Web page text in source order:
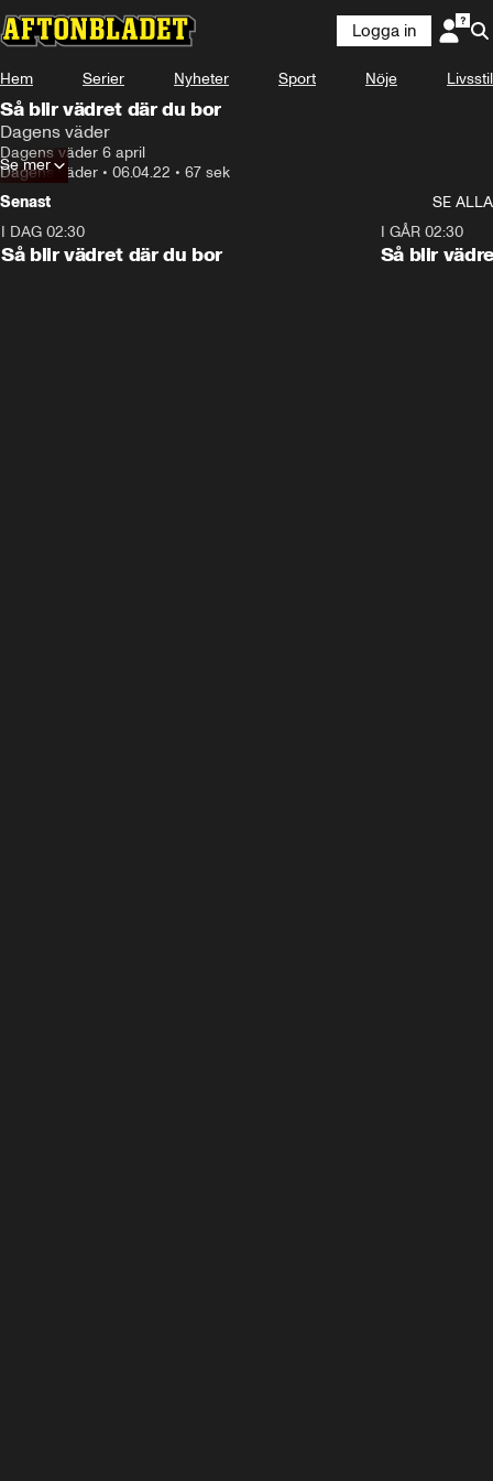
Logga in
Hem Serier Nyheter Sport Nöje Livsstil
Så blir vädret där du bor
Dagens väder
Dagens väder 6 april
Dagens väder • 06.04.22 • 67 sek
Se mer
Senast
SE ALLA
I DAG 02:30
Så blir vädret där du bor
I GÅR 02:30
Så blir